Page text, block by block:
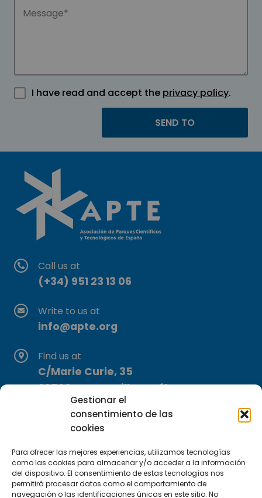
Gestionar el
consentimiento de las
cookies
Para ofrecer las mejores experiencias, utilizamos tecnologías
como las cookies para almacenar y/o acceder a la información
del dispositivo. El consentimiento de estas tecnologías nos
permitirá procesar datos como el comportamiento de
navegación o las identificaciones únicas en este sitio. No
I have read and accept the privacy policy.
Call us at
(+34) 951 23 13 06
Write to us at
info@apte.org
Find us at
C/Marie Curie, 35
29590 Campanillas, Málaga
Subscribe to our Newsletter